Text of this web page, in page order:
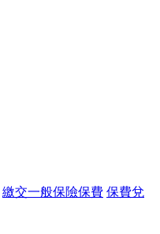
繳交一般保險保費 保費兌